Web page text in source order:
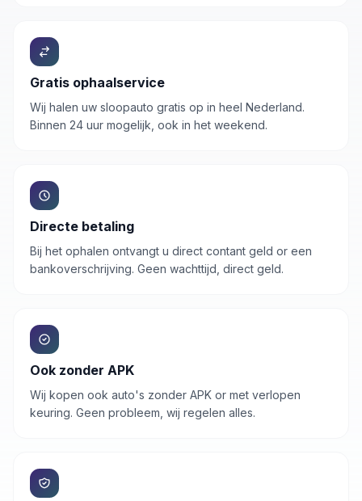
Gratis ophaalservice
Wij halen uw sloopauto gratis op in heel Nederland.
Binnen 24 uur mogelijk, ook in het weekend.
Directe betaling
Bij het ophalen ontvangt u direct contant geld or een
bankoverschrijving. Geen wachttijd, direct geld.
Ook zonder APK
Wij kopen ook auto's zonder APK or met verlopen
keuring. Geen probleem, wij regelen alles.